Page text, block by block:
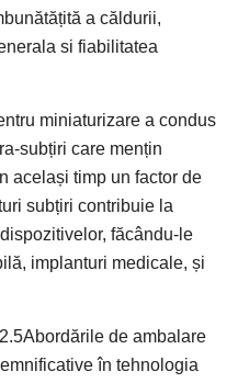
a căldurii,
si fiabilitatea
miniaturizare a condus
subțiri care mențin
același timp un factor de
subțiri contribuie la
făcându-le
implanturi medicale, și
de ambalare
în tehnologia